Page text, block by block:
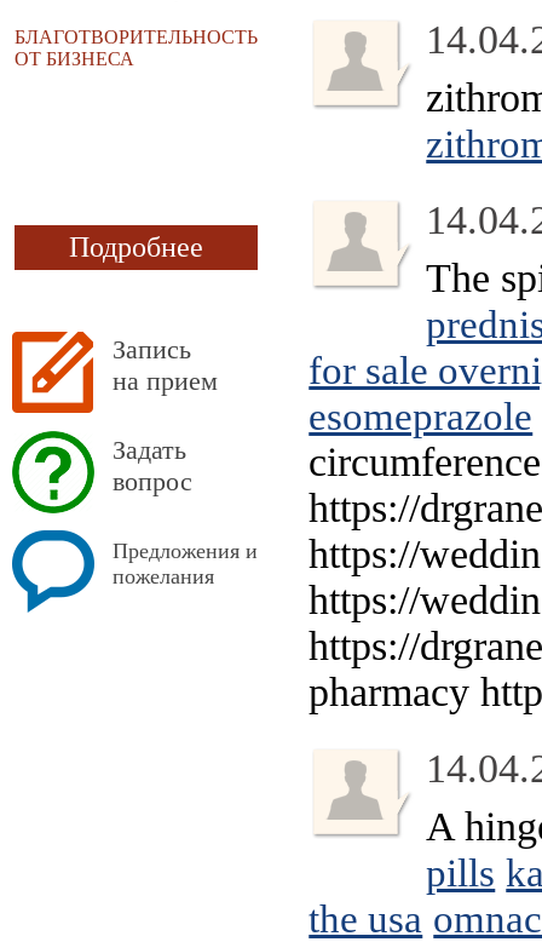
БЛАГОТВОРИТЕЛЬНОСТЬ
ОТ БИЗНЕСА
Подробнее
Запись
на прием
Задать
вопрос
Предложения и
пожелания
The
for sale
esomeprazole
https://
https://
https://
https://
pharmacy
A
pills
the usa